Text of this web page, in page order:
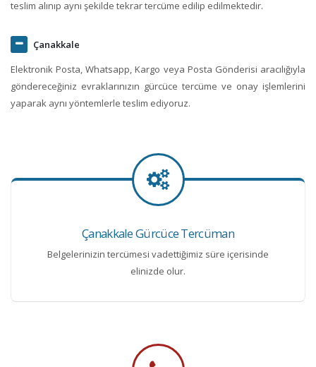
teslim alınıp aynı şekilde tekrar tercüme edilip edilmektedir.
Çanakkale
Elektronik Posta, Whatsapp, Kargo veya Posta Gönderisi aracılığıyla
göndereceğiniz evraklarınızın gürcüce tercüme ve onay işlemlerini
yaparak aynı yöntemlerle teslim ediyoruz.
Çanakkale Gürcüce Tercüman
Belgelerinizin tercümesi vadettiğimiz süre içerisinde
elinizde olur.